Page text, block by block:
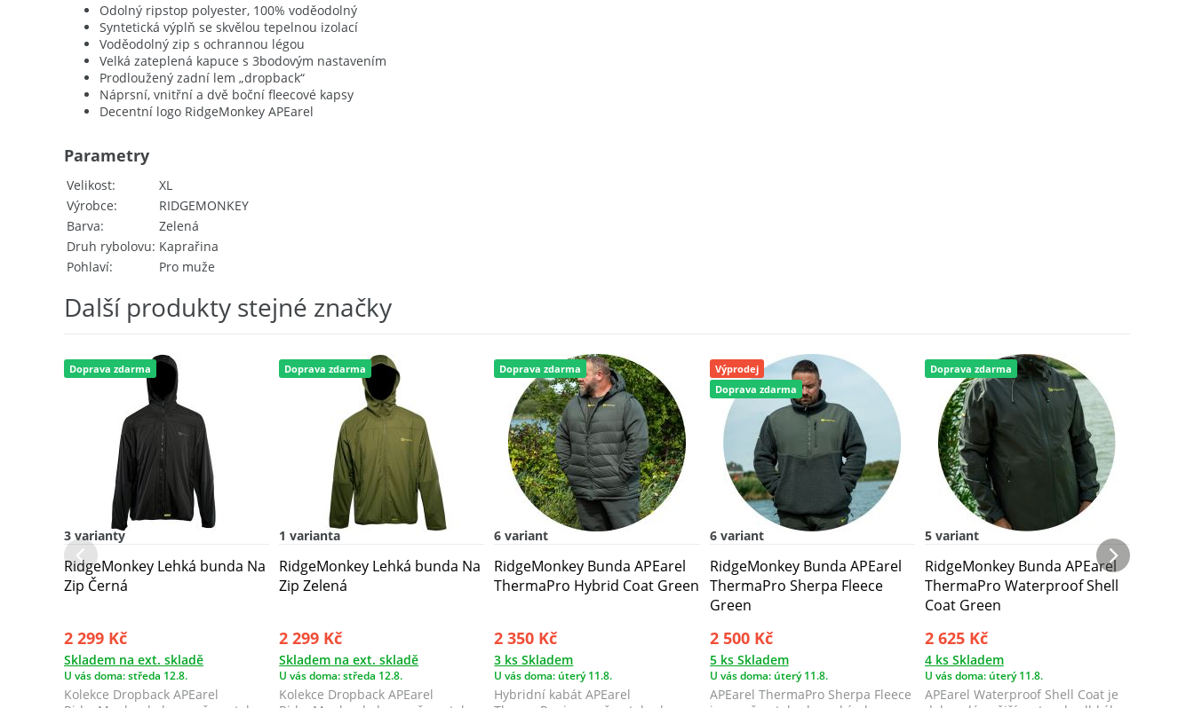
Odolný ripstop polyester, 100% voděodolný
Syntetická výplň se skvělou tepelnou izolací
Voděodolný zip s ochrannou légou
Velká zateplená kapuce s 3bodovým nastavením
Prodloužený zadní lem „dropback“
Náprsní, vnitřní a dvě boční fleecové kapsy
Decentní logo RidgeMonkey APEarel
Velikost
XL
Výrobce
RIDGEMONKEY
Barva
Zelená
Druh rybolovu Kaprařina
Pohlaví
Pro muže
Parametry
Další produkty stejné značky
Doprava zdarma
3 varianty
RidgeMonkey Lehká bunda Na
Zip Černá
2 299 Kč
Skladem na ext. skladě
U vás doma: středa 12.8.
Kolekce Dropback APEarel
Doprava zdarma
1 varianta
RidgeMonkey Lehká bunda Na
Zip Zelená
2 299 Kč
Skladem na ext. skladě
U vás doma: středa 12.8.
Kolekce Dropback APEarel
Doprava zdarma
6 variant
RidgeMonkey Bunda APEarel
ThermaPro Hybrid Coat Green
2 350 Kč
3 ks Skladem
U vás doma: úterý 11.8.
Hybridní kabát APEarel
Výprodej
Doprava zdarma
6 variant
RidgeMonkey Bunda APEarel
ThermaPro Sherpa Fleece
Green
2 500 Kč
5 ks Skladem
U vás doma: úterý 11.8.
APEarel ThermaPro Sherpa Fleece
Doprava zdarma
5 variant
RidgeMonkey Bunda APEarel
ThermaPro Waterproof Shell
Coat Green
2 625 Kč
4 ks Skladem
U vás doma: úterý 11.8.
APEarel Waterproof Shell Coat je